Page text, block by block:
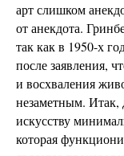
арт слишком
от анекдота.
так как в 1950-х
после заявления,
и восхваления
незаметным. Итак,
искусству
которая